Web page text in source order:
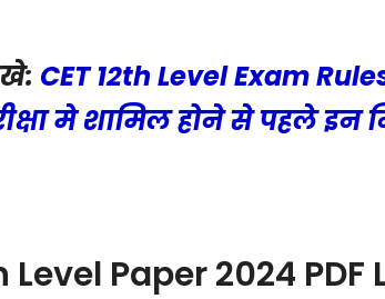
CET 12th Level Exam
मे शामिल होने से पहले इन
Level Paper 2024 PDF